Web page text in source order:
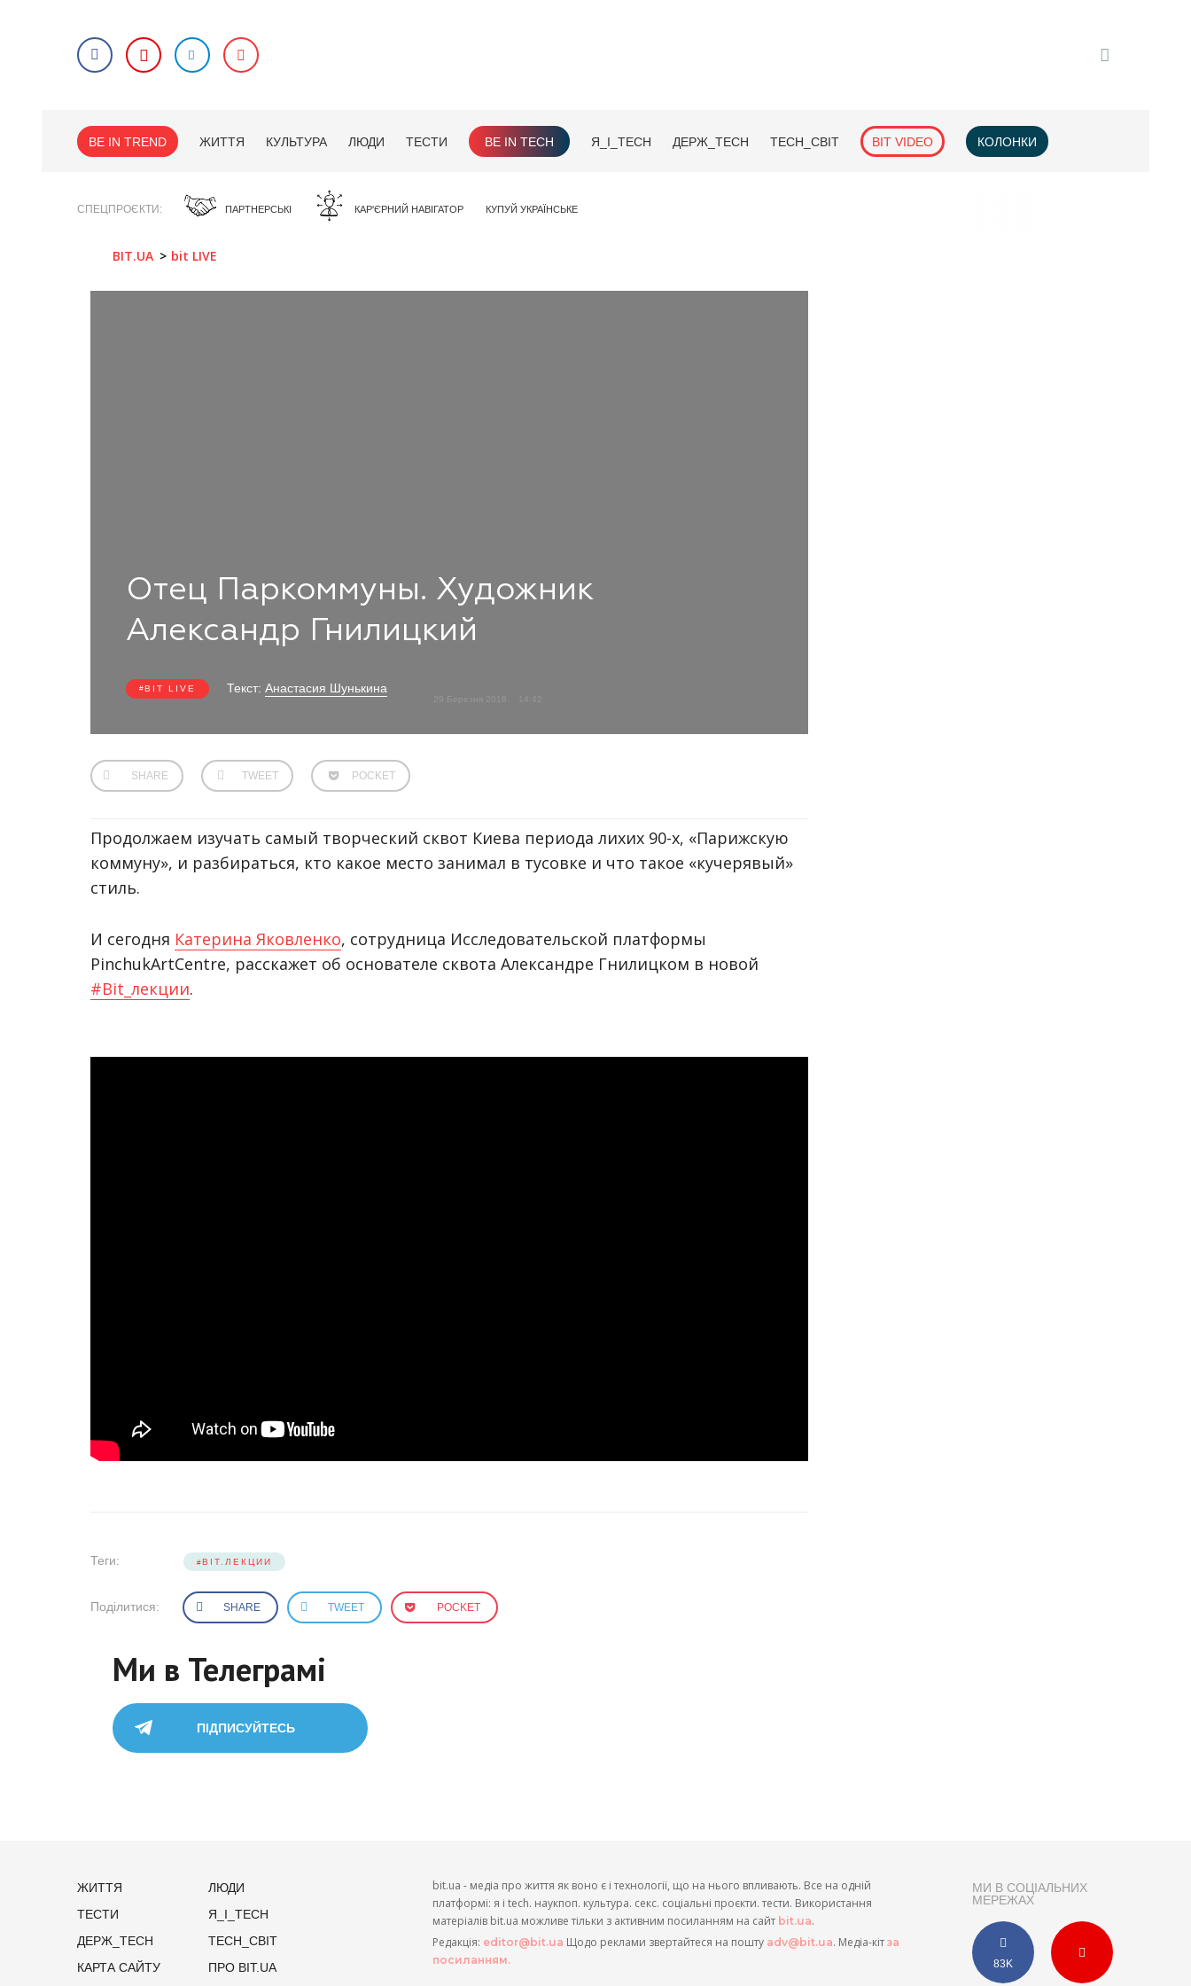
BE IN TREND ЖИТТЯ КУЛЬТУРА ЛЮДИ ТЕСТИ BE IN TECH Я_І_TECH ДЕРЖ_TECH TECH_СВІТ BIT VIDEO КОЛОНКИ
СПЕЦПРОЄКТИ ПАРТНЕРСЬКІ КАР'ЄРНИЙ НАВІГАТОР КУПУЙ УКРАЇНСЬКЕ
BIT.UA bit LIVE
Отец Паркоммуны. Художник
Александр Гнилицкий
BIT LIVE Текст: Анастасия Шунькина
29 Березня 2018
SHARE TWEET POCKET
Продолжаем изучать самый творческий сквот Киева периода лихих 90-х, «Парижскую
коммуну», и разбираться, кто какое место занимал в тусовке и что такое «кучерявый»
стиль.
И сегодня Катерина Яковленко, сотрудница Исследовательской платформы
PinchukArtCentre, расскажет об основателе сквота Александре Гнилицком в новой
#Bit_лекции.
Теги: BIT.ЛЕКЦИИ
Поділитися: SHARE TWEET POCKET
Ми в Телеграмі
ПІДПИСУЙТЕСЬ
ЖИТТЯ
ЛЮДИ
ТЕСТИ
Я_І_TECH
ДЕРЖ_TECH
TECH_СВІТ
КАРТА САЙТУ
ПРО BIT.UA
МИ В СОЦІАЛЬНИХ
МЕРЕЖАХ
83K
bit.ua - медіа про життя як воно є і технології, що на нього впливають. Все на одній
платформі: я і tech. наукпоп. культура. секс. соціальні проєкти. тести. Використання
матеріалів bit.ua можливе тільки з активним посиланням на сайт bit.ua.
Редакція: editor@bit.ua Щодо реклами звертайтеся на пошту adv@bit.ua. Медіа-кіт за
посиланням.